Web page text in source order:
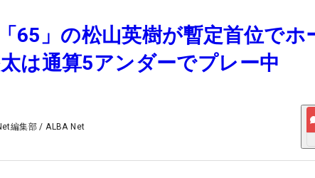
65」の松山英樹が暫定首位でホ
は通算5アンダーでプレー中
編集部 /ALBA Net